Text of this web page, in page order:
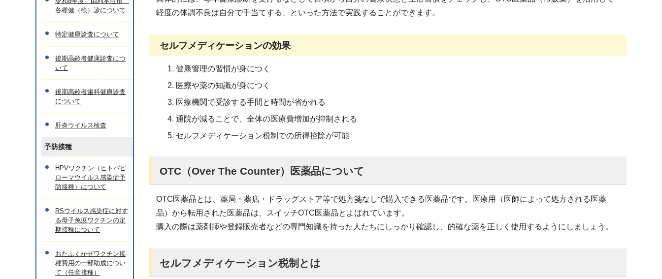
軽度の体調不良は自分で手当てする、といった方法で実践することができます。
セルフメディケーションの効果
健康管理の習慣が身につく
医療や薬の知識が身につく
医療機関で受診する手間と時間が省かれる
通院が減ることで、全体の医療費増加が抑制される
セルフメディケーション税制での所得控除が可能
OTC（Over The Counter）医薬品について
OTC医薬品とは、薬局・薬店・ドラッグストア等で処方箋なしで購入できる医薬品です。医療用（医師によって処方される医薬
品）から転用された医薬品は、スイッチOTC医薬品とよばれています。
購入の際は薬剤師や登録販売者などの専門知識を持った人たちにしっかり確認し、的確な薬を正しく使用するようにしましょう。
セルフメディケーション税制とは
各種健（検）診について
特定健康診査について
後期高齢者健康診査につ
いて
後期高齢者歯科健康診査
について
肝炎ウイルス検査
予防接種
HPVワクチン（ヒトパピ
ローマウイルス感染症予
防接種）について
RSウイルス感染症に対す
る母子免疫ワクチンの定
期接種について
おたふくかぜワクチン接
種費用の一部助成につい
て（任意接種）